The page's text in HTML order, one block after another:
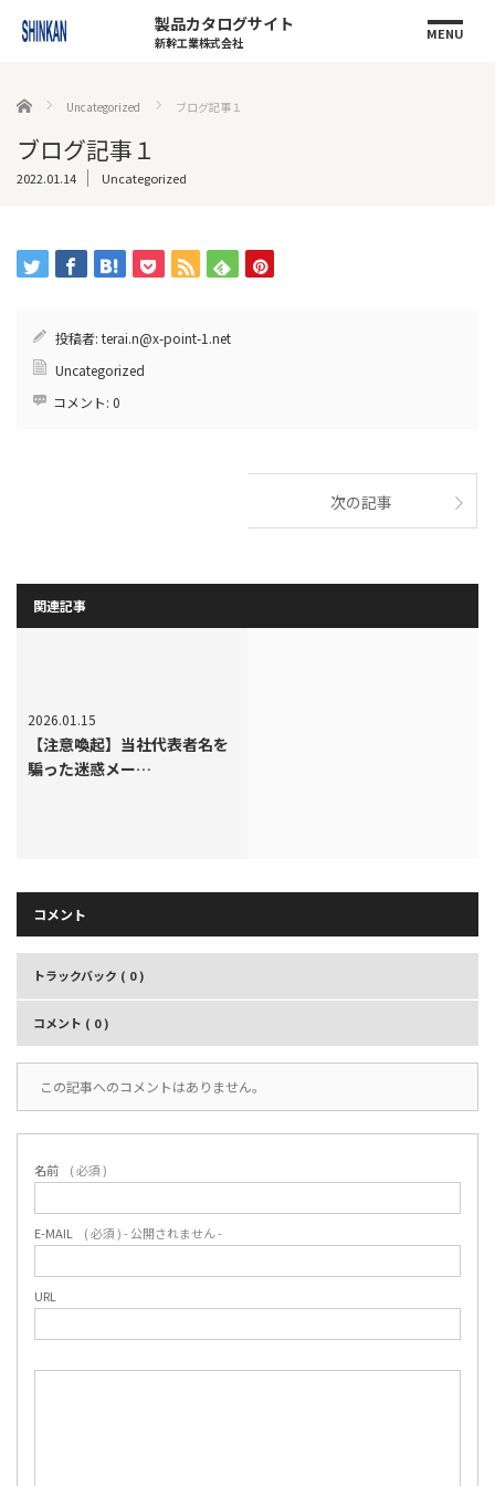
製品カタログサイト
新幹工業株式会社 MENU
ホーム Uncategorized ブログ記事１
ブログ記事１
2022.01.14 Uncategorized
投稿者: terai.n@x-point-1.net
Uncategorized
コメント: 0
次の記事
関連記事
2026.01.15
【注意喚起】当社代表者名を
騙った迷惑メー…
コメント
トラックバック ( 0 )
コメント ( 0 )
この記事へのコメントはありません。
名前 ( 必須 )
E-MAIL ( 必須 ) - 公開されません -
URL